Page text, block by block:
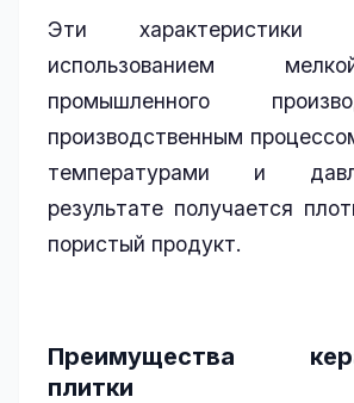
Эти характеристики
использованием
промышленного
производственным
температурами и
результате получается
пористый продукт.
Преимущества
плитки